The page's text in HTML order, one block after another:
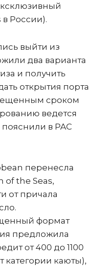
в России).
выйти из
два варианта
и получить
открытия порта
сроком
ведется
в PAC
перенесла
of the Seas,
от причала
формат
предложила
от 400 до 1100
категории каюты),